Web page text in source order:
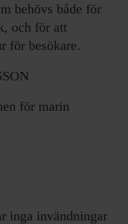
behövs både för
och för att
för besökare.
för marin
inga invändningar